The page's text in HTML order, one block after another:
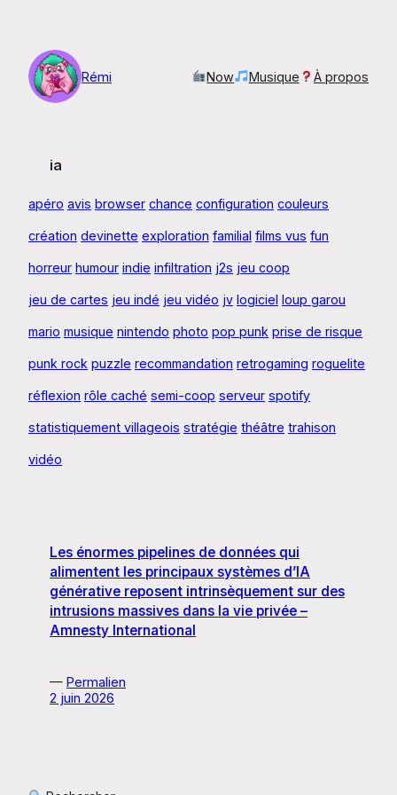
contenu
Rémi
Now Musique À propos
ia
apéro avis browser chance configuration couleurs
création devinette exploration familial films vus fun
horreur humour indie infiltration j2s jeu coop
jeu de cartes jeu indé jeu vidéo jv logiciel loup garou
mario musique nintendo photo pop punk prise de risque
punk rock puzzle recommandation retrogaming roguelite
réflexion rôle caché semi-coop serveur spotify
statistiquement villageois stratégie théâtre trahison
vidéo
Les énormes pipelines de données qui
alimentent les principaux systèmes d’IA
générative reposent intrinsèquement sur des
intrusions massives dans la vie privée –
Amnesty International
— Permalien
2 juin 2026